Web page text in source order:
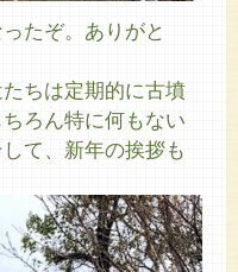
たぞ。ありがと
ちは定期的に古墳
ろん特に何もない
て、新年の挨拶も